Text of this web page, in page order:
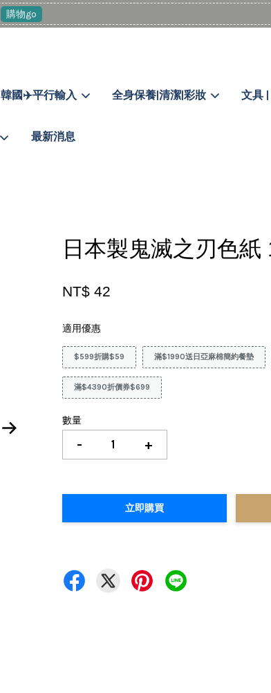
購物go
韓國✈️平行輸入 全身保養|清潔|彩妝 文具
最新消息
日本製鬼滅之刃色紙
NT$ 42
適用優惠
$599折購$59 滿$1990送日亞麻棉簡約餐墊
滿$4390折價券$699
數量
- +
立即購買